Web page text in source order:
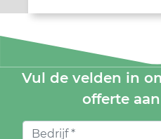
Vul de velden in
offerte